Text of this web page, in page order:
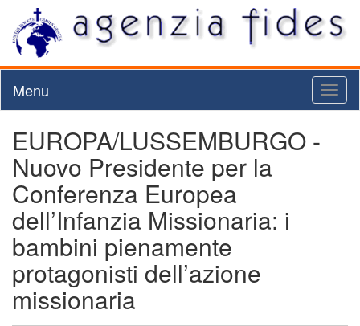
Menu
EUROPA/LUSSEMBURGO -
Nuovo Presidente per la
Conferenza Europea
dell’Infanzia Missionaria: i
bambini pienamente
protagonisti dell’azione
missionaria